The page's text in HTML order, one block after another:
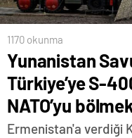
1170 okunma
Yunanistan
Türkiye’ye S-
NATO’yu
Ermenistan'a verdiği